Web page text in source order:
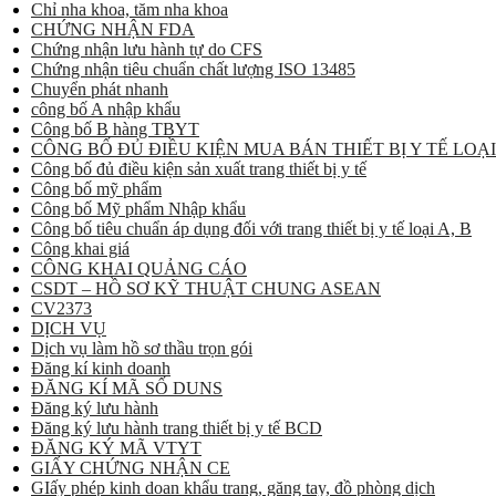
Chỉ nha khoa, tăm nha khoa
CHỨNG NHẬN FDA
Chứng nhận lưu hành tự do CFS
Chứng nhận tiêu chuẩn chất lượng ISO 13485
Chuyển phát nhanh
công bố A nhập khẩu
Công bố B hàng TBYT
CÔNG BỐ ĐỦ ĐIỀU KIỆN MUA BÁN THIẾT BỊ Y TẾ
Công bố đủ điều kiện sản xuất trang thiết bị y tế
Công bố mỹ phẩm
Công bố Mỹ phẩm Nhập khẩu
Công bố tiêu chuẩn áp dụng đối với trang thiết bị y tế loại A, B
Công khai giá
CÔNG KHAI QUẢNG CÁO
CSDT – HỒ SƠ KỸ THUẬT CHUNG ASEAN
CV2373
DỊCH VỤ
Dịch vụ làm hồ sơ thầu trọn gói
Đăng kí kinh doanh
ĐĂNG KÍ MÃ SỐ DUNS
Đăng ký lưu hành
Đăng ký lưu hành trang thiết bị y tế BCD
ĐĂNG KÝ MÃ VTYT
GIẤY CHỨNG NHẬN CE
GIấy phép kinh doan khẩu trang, găng tay, đồ phòng dịch